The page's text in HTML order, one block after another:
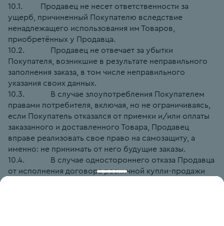
10.1.         Продавец не несет ответственности за
ущерб, причиненный Покупателю вследствие
ненадлежащего использования им Товаров,
приобретённых у Продавца.
10.2.             Продавец не отвечает за убытки
Покупателя, возникшие в результате неправильного
заполнения заказа, в том числе неправильного
указания своих данных.
10.3.             В случае злоупотребления Покупателем
правами потребителя, включая, но не ограничиваясь,
если Покупатель отказался от приемки и/или оплаты
заказанного и доставленного Товара, Продавец
вправе реализовать свое право на самозащиту, а
именно: не принимать от него будущие заказы.
10.4.             В случае одностороннего отказа Продавца
от исполнения договора розничной купли-продажи